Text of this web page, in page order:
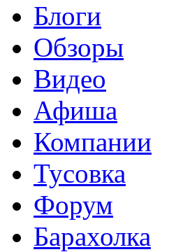
Блоги
Обзоры
Видео
Афиша
Компании
Тусовка
Форум
Барахолка